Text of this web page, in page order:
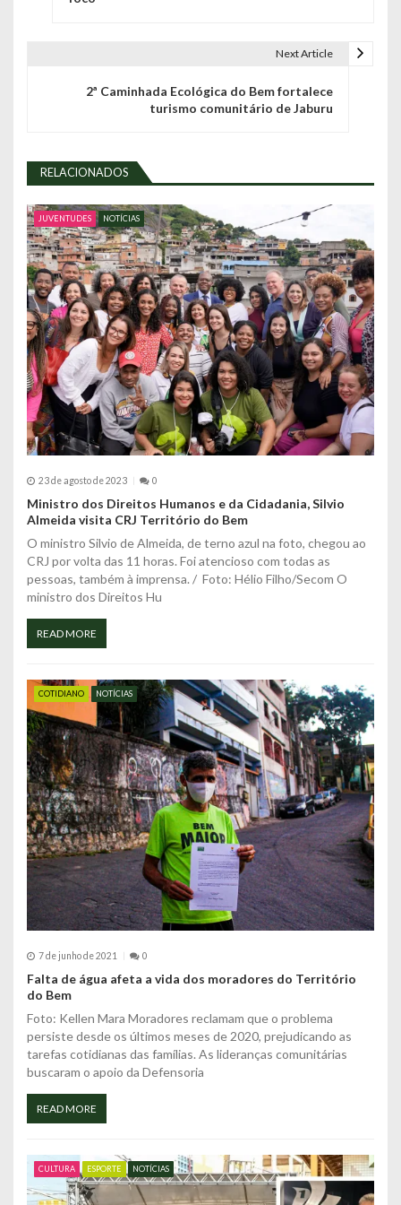
ã
o
d
e
P
o
s
t
Next Article
2ª Caminhada Ecológica do Bem fortalece
turismo comunitário de Jaburu
RELACIONADOS
JUVENTUDES NOTÍCIAS
23 de agosto de 2023 0
Ministro dos Direitos Humanos e da Cidadania, Silvio
Almeida visita CRJ Território do Bem
O ministro Silvio de Almeida, de terno azul na foto, chegou ao
CRJ por volta das 11 horas. Foi atencioso com todas as
pessoas, também à imprensa. / Foto: Hélio Filho/Secom O
ministro dos Direitos Hu
READ MORE
COTIDIANO NOTÍCIAS
7 de junho de 2021 0
Falta de água afeta a vida dos moradores do Território
do Bem
Foto: Kellen Mara Moradores reclamam que o problema
persiste desde os últimos meses de 2020, prejudicando as
tarefas cotidianas das famílias. As lideranças comunitárias
buscaram o apoio da Defensoria
READ MORE
CULTURA ESPORTE NOTÍCIAS